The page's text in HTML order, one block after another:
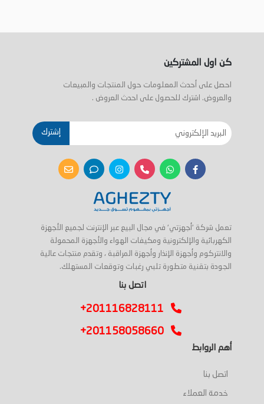
كن اول المشتركين
احصل على أحدث المعلومات حول المنتجات والمبيعات
والعروض. اشترك للحصول على احدث العروض .
إشترك
تعمل شركة 'أجهزتي' في مجال البيع عبر الإنترنت لجميع الأجهزة
الكهربائية والإلكترونية ومكيفات الهواء والأجهزة المحمولة
والانتركوم وأجهزة الإنذار وأجهزة المراقبة ، وتقدم منتجات عالية
الجودة بتقنية متطورة تلبي رغبات وتوقعات المستهلك.
اتصل بنا
+201116828111
+201158058660
أهم الروابط
اتصل بنا
خدمة العملاء